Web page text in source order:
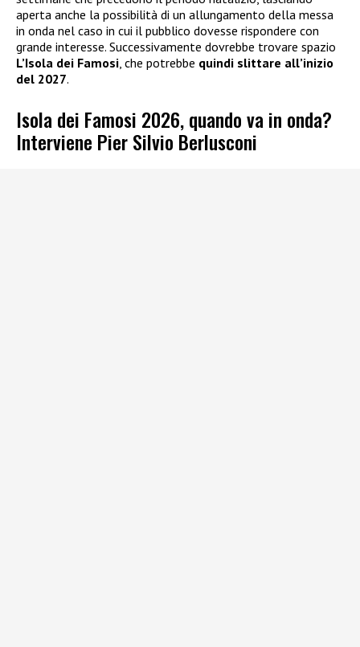
aperta anche la possibilità di un allungamento della messa
in onda nel caso in cui il pubblico dovesse rispondere con
grande interesse. Successivamente dovrebbe trovare spazio
L’Isola dei Famosi , che potrebbe quindi slittare all’inizio
del 2027.
Isola dei Famosi 2026, quando va in onda?
Interviene Pier Silvio Berlusconi